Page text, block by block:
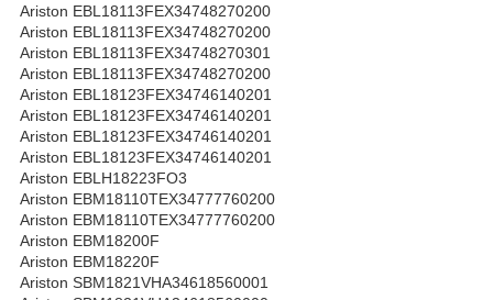
Ariston EBL18113FEX34748270200
Ariston EBL18113FEX34748270200
Ariston EBL18113FEX34748270301
Ariston EBL18113FEX34748270200
Ariston EBL18123FEX34746140201
Ariston EBL18123FEX34746140201
Ariston EBL18123FEX34746140201
Ariston EBL18123FEX34746140201
Ariston EBLH18223FO3
Ariston EBM18110TEX34777760200
Ariston EBM18110TEX34777760200
Ariston EBM18200F
Ariston EBM18220F
Ariston SBM1821VHA34618560001